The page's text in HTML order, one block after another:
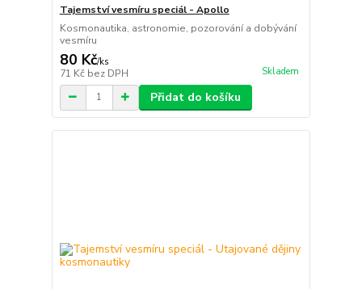
Tajemství vesmíru speciál - Apollo
Kosmonautika, astronomie, pozorování a dobývání
vesmíru
80 Kč/ks
71 Kč bez DPH Skladem
Přidat do košíku